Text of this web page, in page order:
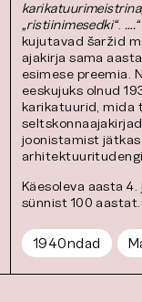
„ristiinimesedki“.
kujutavad šaržid
ajakirja sama
esimese preemia.
eeskujuks olnud
karikatuurid, mida
joonistamist
Käesoleva aasta
sünnist 100 aastat.
1940ndad